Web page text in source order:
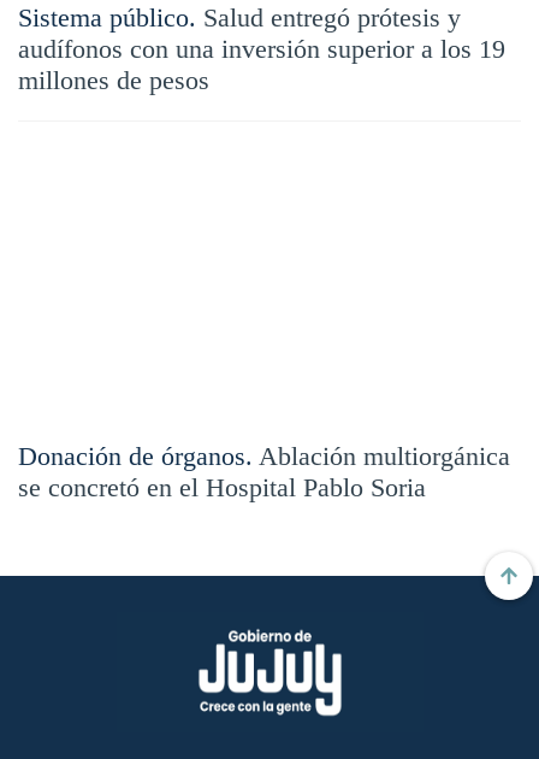
Sistema público. Salud entregó prótesis y
audífonos con una inversión superior a los 19
millones de pesos
Donación de órganos. Ablación multiorgánica
se concretó en el Hospital Pablo Soria